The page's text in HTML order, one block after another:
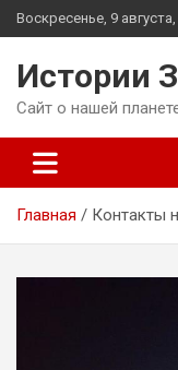
Перейти
к
Воскресенье, 9
Истории
Сайт о нашей
Главная Контакты